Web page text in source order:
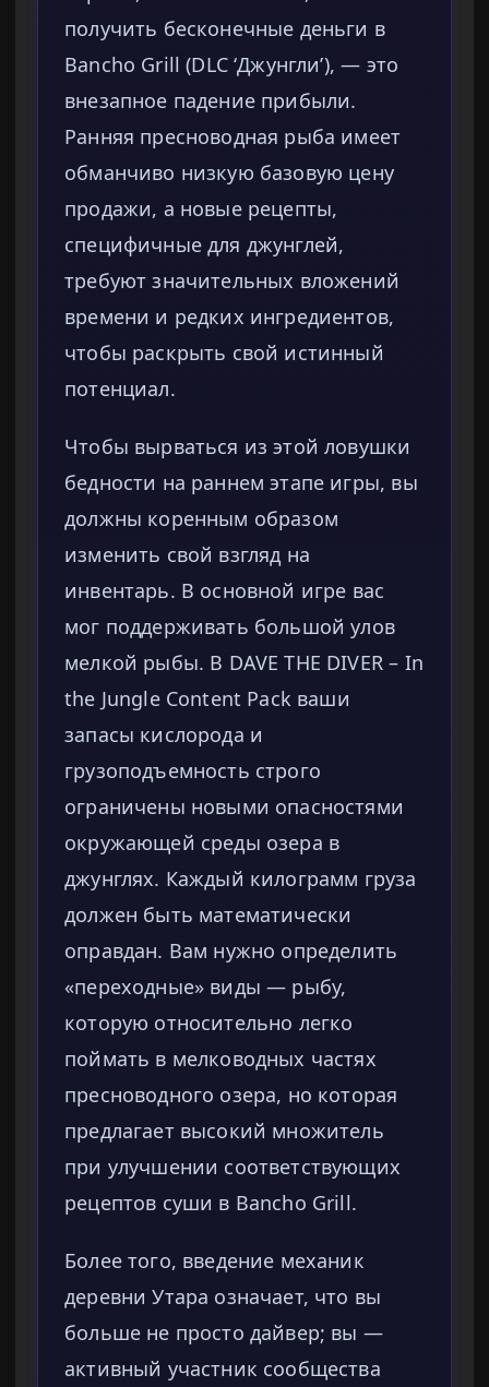
получить бесконечные деньги в
Bancho Grill (DLC ‘Джунгли’), — это
внезапное падение прибыли.
Ранняя пресноводная рыба имеет
обманчиво низкую базовую цену
продажи, а новые рецепты,
специфичные для джунглей,
требуют значительных вложений
времени и редких ингредиентов,
чтобы раскрыть свой истинный
потенциал.
Чтобы вырваться из этой ловушки
бедности на раннем этапе игры, вы
должны коренным образом
изменить свой взгляд на
инвентарь. В основной игре вас
мог поддерживать большой улов
мелкой рыбы. В DAVE THE DIVER – In
the Jungle Content Pack ваши
запасы кислорода и
грузоподъемность строго
ограничены новыми опасностями
окружающей среды озера в
джунглях. Каждый килограмм груза
должен быть математически
оправдан. Вам нужно определить
«переходные» виды — рыбу,
которую относительно легко
поймать в мелководных частях
пресноводного озера, но которая
предлагает высокий множитель
при улучшении соответствующих
рецептов суши в Bancho Grill.
Более того, введение механик
деревни Утара означает, что вы
больше не просто дайвер; вы —
активный участник сообщества